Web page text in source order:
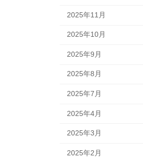
2025年11月
2025年10月
2025年9月
2025年8月
2025年7月
2025年4月
2025年3月
2025年2月